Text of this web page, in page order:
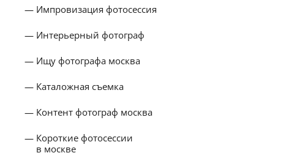
Импровизация фотосессия
Интерьерный фотограф
Ищу фотографа москва
Каталожная съемка
Контент фотограф москва
Короткие фотосессии
в москве